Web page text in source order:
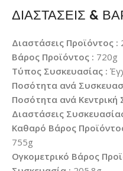
ΔΙΑΣΤΑΣΕΙΣ &
Διαστάσεις Προϊόντος :
Βάρος Προϊόντος : 720g
Τύπος Συσκευασίας :
Ποσότητα ανά
Ποσότητα ανά Κεντρική
Διαστάσεις
Καθαρό Βάρος
755g
Ογκομετρικό Βάρος